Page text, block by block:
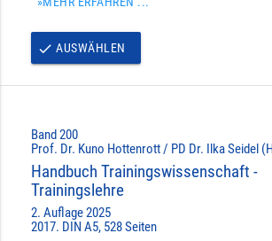
done AUSWÄHLEN
Band 200
Prof. Dr. Kuno Hottenrott / PD Dr. Ilka Seidel
Handbuch Trainingswissenschaft -
Trainingslehre
2. Auflage 2025
2017. DIN A5, 528 Seiten